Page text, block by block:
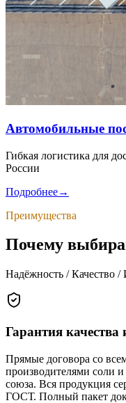
Автомобильные
Гибкая логистика для
России
Подробнее→
Преимущества
Почему
Надёжность / Качество
Гарантия качества
Прямые договора со
производителями соли
союза. Вся продукция
ГОСТ. Полный пакет